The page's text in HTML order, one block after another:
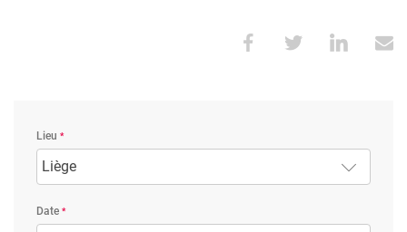
Lieu
Liège
Date